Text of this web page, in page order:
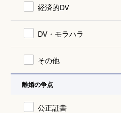
経済的DV
DV・モラハラ
その他
離婚の争点
公正証書